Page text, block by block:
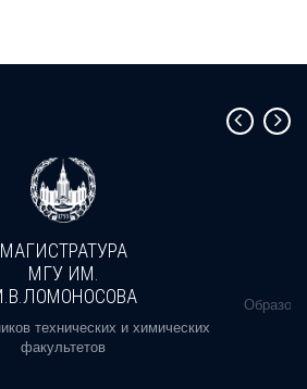
МАГИСТРАТУРА
МГУ ИМ.
технических и химических
факультетов